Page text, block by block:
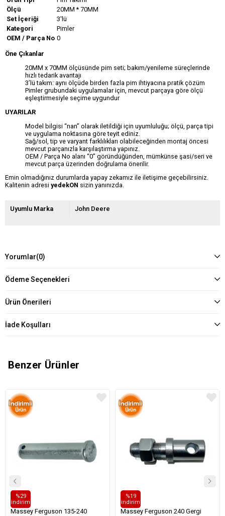
Ölçü
20MM * 70MM
Set İçeriği
3'lü
Kategori
Pimler
OEM / Parça No 0
Öne Çıkanlar
20MM x 70MM ölçüsünde pim seti; bakım/yenileme süreçlerinde
hızlı tedarik avantajı
3’lü takım: aynı ölçüde birden fazla pim ihtiyacına pratik çözüm
Pimler grubundaki uygulamalar için, mevcut parçaya göre ölçü
eşleştirmesiyle seçime uygundur
UYARILAR
Model bilgisi “nan” olarak iletildiği için uyumluluğu; ölçü, parça tipi
ve uygulama noktasına göre teyit ediniz.
Sağ/sol, tip ve varyant farklılıkları olabileceğinden montaj öncesi
mevcut parçanızla karşılaştırma yapınız.
OEM / Parça No alanı “0” göründüğünden, mümkünse şasi/seri ve
mevcut parça üzerinden doğrulama önerilir.
Emin olmadığınız durumlarda yapay zekamız ile iletişime geçebilirsiniz.
Kalitenin adresi yedekON sizin yanınızda.
Uyumlu Marka John Deere
Yorumlar(0)
Ödeme Seçenekleri
Ürün Önerileri
İade Koşulları
Benzer Ürünler
Pimler
Massey Ferguson 135-240
%29
i̇ndirim
Pimler
Massey Ferguson 240 Gergi
%19
i̇ndirim